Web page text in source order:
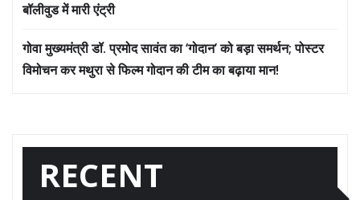
बॉलीवुड में मारी एंट्री
गोवा मुख्यमंत्री डॉ. प्रमोद सावंत का ‘गोदान’ को बड़ा समर्थन; पोस्टर
विमोचन कर मथुरा से फिल्म गोदान की टीम का बढ़ाया मान!
RECENT